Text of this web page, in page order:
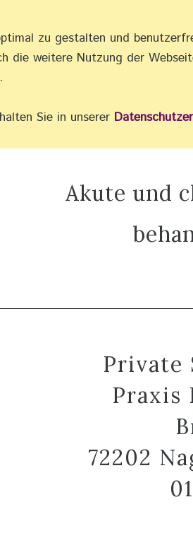
•
Akute und
Private
Praxis
72202
zu gestalten und
die weitere Nutzung der
Sie in unserer